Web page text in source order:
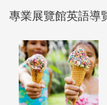
專業展覽館英語導